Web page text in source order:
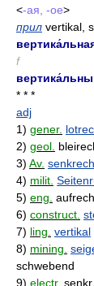
<-ая, -ое>
прил vertikal,
f
* * *
adj
1) gener.
2) geol.
3) Av.
4) milit.
5) eng.
6) construct.
7) ling. vertikal
8) mining.
schwebend
9) electr. senkr,